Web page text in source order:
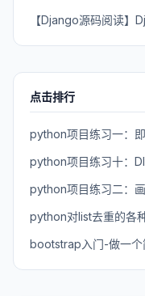
【Django源码阅读】
点击排行
python项目练习一：
python项目练习十：
python项目练习二：
python对list去重的各
bootstrap入门-做一个